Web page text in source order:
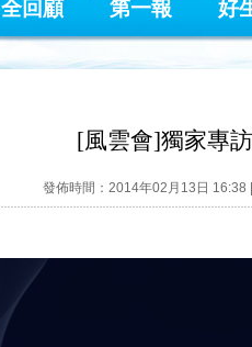
全回顧 第一報 好
[風雲會]獨家專
發佈時間：2014年02月13日 16:38